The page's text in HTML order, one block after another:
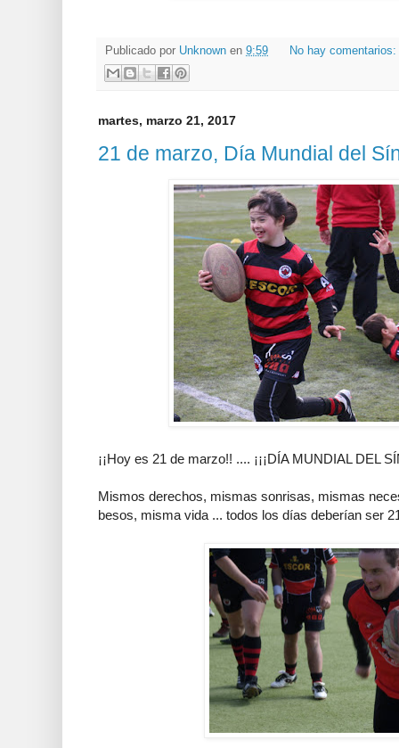
Publicado por Unknown en 9:59 No hay comentarios:
martes, marzo 21, 2017
21 de marzo, Día Mundial del
¡¡Hoy es 21 de marzo!! .... ¡¡¡DÍA MUNDIAL DEL
Mismos derechos, mismas sonrisas, mismas
besos, misma vida ... todos los días deberían ser